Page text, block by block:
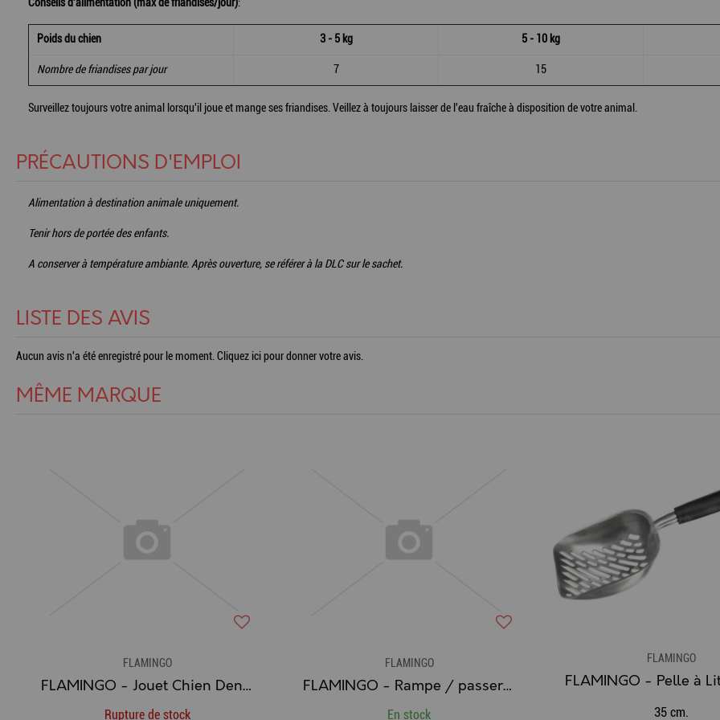
Poids du chien 3 - 5 kg 5 - 10 kg
Nombre de friandises par jour 7 15
Surveillez toujours votre animal lorsqu'il joue et mange ses friandises. Veillez à toujours laisser de l'eau fraîche à disposition de votre animal.
PRÉCAUTIONS D'EMPLOI
Alimentation à destination animale uniquement.
Tenir hors de portée des enfants.
A conserver à température ambiante. Après ouverture, se référer à la DLC sur le sachet.
LISTE DES AVIS
Aucun avis n'a été enregistré pour le moment. Cliquez ici pour donner votre avis.
MÊME MARQUE
FLAMINGO
FLAMINGO - Jouet Chien Dental en TPR (Coloris Aléatoires)
Rupture de stock
FLAMINGO
FLAMINGO - Rampe / passerelle pour Chien en Plastique et surface Anti-dérapante
En stock
FLAMINGO
35 cm.